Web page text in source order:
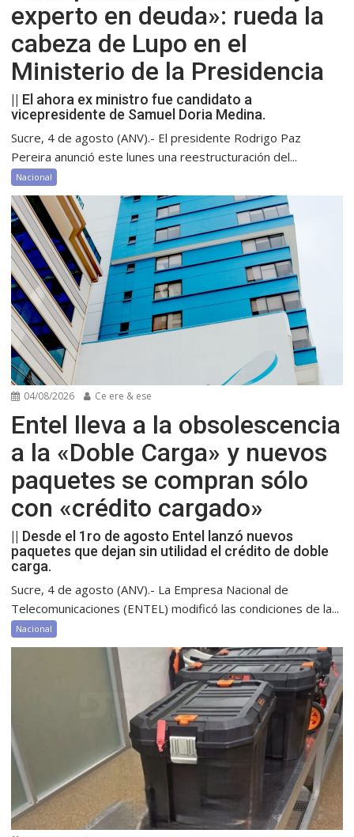
experto en deuda»: rueda la
cabeza de Lupo en el
Ministerio de la Presidencia
|| El ahora ex ministro fue candidato a
vicepresidente de Samuel Doria Medina.
Sucre, 4 de agosto (ANV).- El presidente Rodrigo Paz
Pereira anunció este lunes una reestructuración del...
Nacional
04/08/2026 Ce ere & ese
Entel lleva a la obsolescencia
a la «Doble Carga» y nuevos
paquetes se compran sólo
con «crédito cargado»
|| Desde el 1ro de agosto Entel lanzó nuevos
paquetes que dejan sin utilidad el crédito de doble
carga.
Sucre, 4 de agosto (ANV).- La Empresa Nacional de
Telecomunicaciones (ENTEL) modificó las condiciones de la...
Nacional